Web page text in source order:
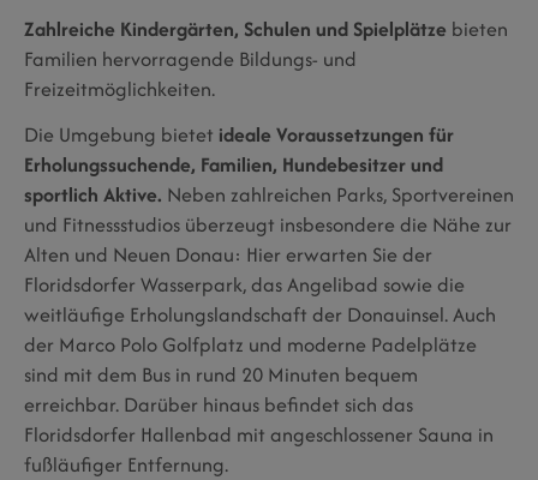
Zahlreiche Kindergärten, Schulen und Spielplätze bieten
Familien hervorragende Bildungs- und
Freizeitmöglichkeiten.
Die Umgebung bietet ideale Voraussetzungen für
Erholungssuchende, Familien, Hundebesitzer und
sportlich Aktive. Neben zahlreichen Parks, Sportvereinen
und Fitnessstudios überzeugt insbesondere die Nähe zur
Alten und Neuen Donau: Hier erwarten Sie der
Floridsdorfer Wasserpark, das Angelibad sowie die
weitläufige Erholungslandschaft der Donauinsel. Auch
der Marco Polo Golfplatz und moderne Padelplätze
sind mit dem Bus in rund 20 Minuten bequem
erreichbar. Darüber hinaus befindet sich das
Floridsdorfer Hallenbad mit angeschlossener Sauna in
fußläufiger Entfernung.